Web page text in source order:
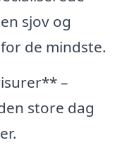
sjov og
de mindste.
–
store dag